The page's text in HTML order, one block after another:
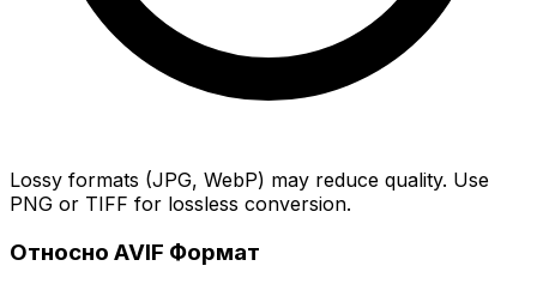
Lossy formats (JPG, WebP) may reduce quality. Use
PNG or TIFF for lossless conversion.
Относно AVIF Формат